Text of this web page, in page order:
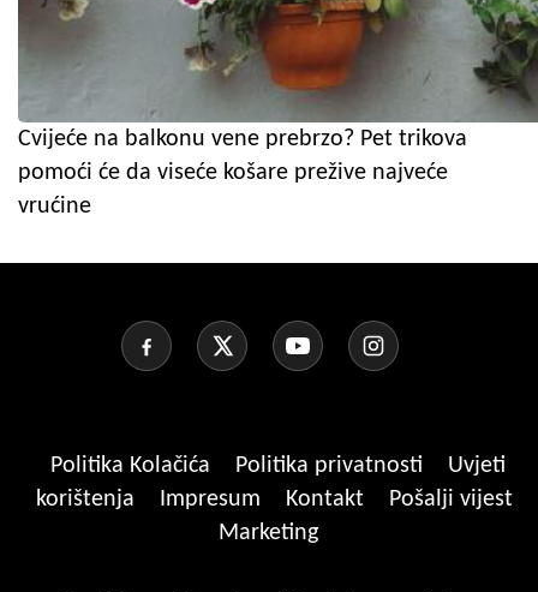
Cvijeće na balkonu vene prebrzo? Pet trikova
pomoći će da viseće košare prežive najveće
vrućine
Politika Kolačića Politika privatnosti
Uvjeti
korištenja
Impresum Kontakt
Pošalji vijest
Marketing